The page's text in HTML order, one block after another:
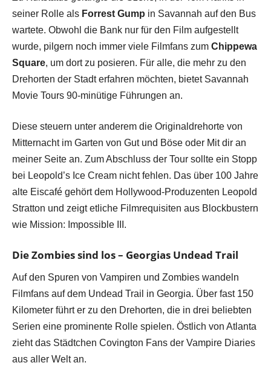
seiner Rolle als Forrest Gump in Savannah auf den Bus
wartete. Obwohl die Bank nur für den Film aufgestellt
wurde, pilgern noch immer viele Filmfans zum Chippewa
Square, um dort zu posieren. Für alle, die mehr zu den
Drehorten der Stadt erfahren möchten, bietet Savannah
Movie Tours 90-minütige Führungen an.
Diese steuern unter anderem die Originaldrehorte von
Mitternacht im Garten von Gut und Böse oder Mit dir an
meiner Seite an. Zum Abschluss der Tour sollte ein Stopp
bei Leopold’s Ice Cream nicht fehlen. Das über 100 Jahre
alte Eiscafé gehört dem Hollywood-Produzenten Leopold
Stratton und zeigt etliche Filmrequisiten aus Blockbustern
wie Mission: Impossible III.
Die Zombies sind los – Georgias Undead Trail
Auf den Spuren von Vampiren und Zombies wandeln
Filmfans auf dem Undead Trail in Georgia. Über fast 150
Kilometer führt er zu den Drehorten, die in drei beliebten
Serien eine prominente Rolle spielen. Östlich von Atlanta
zieht das Städtchen Covington Fans der Vampire Diaries
aus aller Welt an.